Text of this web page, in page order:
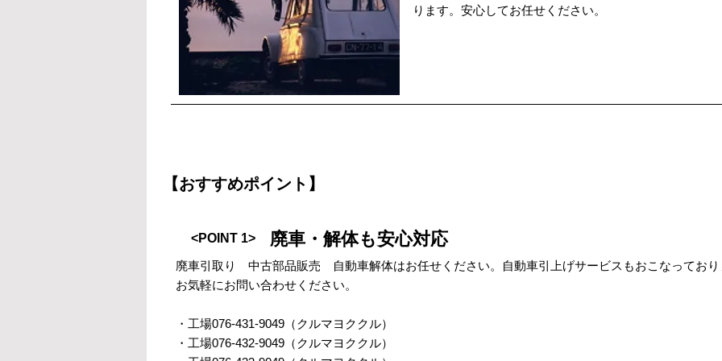
ります。安心してお任せください。
【おすすめポイント】
<POINT 1> 廃車・解体も安心対応
廃車引取り 中古部品販売 自動車解体はお任せください。自動車引上げサービスもおこなっており
お気軽にお問い合わせください。
・工場076-431-9049（クルマヨククル）
・工場076-432-9049（クルマヨククル）